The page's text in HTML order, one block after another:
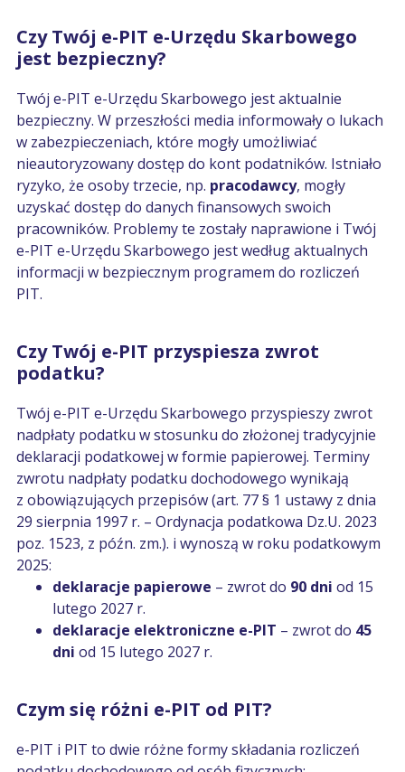
Czy Twój e-PIT e-Urzędu Skarbowego
jest bezpieczny?
Twój e-PIT e-Urzędu Skarbowego jest aktualnie
bezpieczny. W przeszłości media informowały o lukach
w zabezpieczeniach, które mogły umożliwiać
nieautoryzowany dostęp do kont podatników. Istniało
ryzyko, że osoby trzecie, np. pracodawcy, mogły
uzyskać dostęp do danych finansowych swoich
pracowników. Problemy te zostały naprawione i Twój
e-PIT e-Urzędu Skarbowego jest według aktualnych
informacji w bezpiecznym programem do rozliczeń
PIT.
Czy Twój e-PIT przyspiesza zwrot
podatku?
Twój e-PIT e-Urzędu Skarbowego przyspieszy zwrot
nadpłaty podatku w stosunku do złożonej tradycyjnie
deklaracji podatkowej w formie papierowej. Terminy
zwrotu nadpłaty podatku dochodowego wynikają
z obowiązujących przepisów (art. 77 § 1 ustawy z dnia
29 sierpnia 1997 r. – Ordynacja podatkowa Dz.U. 2023
poz. 1523, z późn. zm.). i wynoszą w roku podatkowym
2025:
deklaracje papierowe – zwrot do 90 dni od 15
lutego 2027 r.
deklaracje elektroniczne e-PIT – zwrot do 45
dni od 15 lutego 2027 r.
Czym się różni e-PIT od PIT?
e-PIT i PIT to dwie różne formy składania rozliczeń